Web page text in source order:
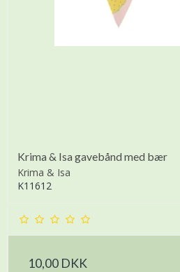
Krima & Isa gavebånd med bær
Krima & Isa
K11612
10,00 DKK